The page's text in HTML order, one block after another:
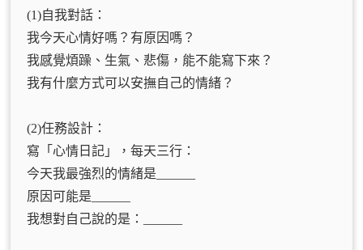
(1)自我對話：
我今天心情好嗎？有原因嗎？
我感覺煩躁、生氣、悲傷，能不能寫下來？
我有什麼方式可以安撫自己的情緒？
(2)任務設計：
寫「心情日記」，每天三行：
今天我最強烈的情緒是______
原因可能是______
我想對自己說的是：______